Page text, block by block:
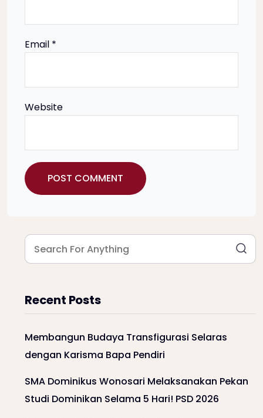
Email *
Website
Recent Posts
Membangun Budaya Transfigurasi Selaras
dengan Karisma Bapa Pendiri
SMA Dominikus Wonosari Melaksanakan Pekan
Studi Dominikan Selama 5 Hari! PSD 2026